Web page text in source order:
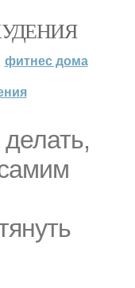
фитнес дома